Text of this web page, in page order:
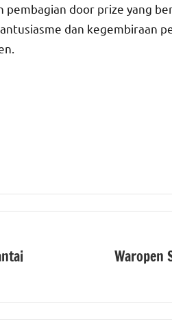
pembagian door prize yang
dan kegembiraan
Waropen